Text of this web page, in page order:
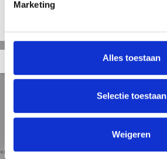
Marketing
Alles toestaan
Selectie toestaan
Weigeren
LOCATIE
Satelliet
10 min